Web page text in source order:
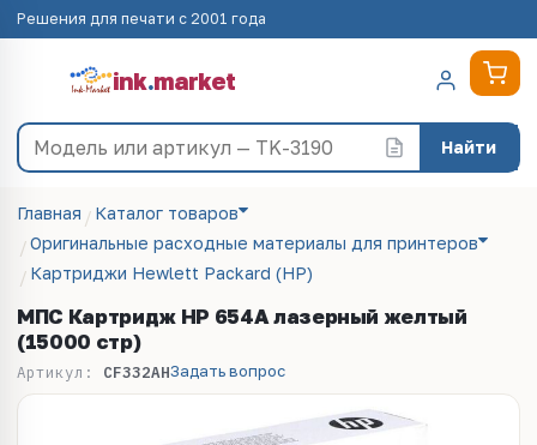
Решения для печати с 2001 года
ink.market
Найти
Главная
Каталог товаров
Оригинальные расходные материалы для принтеров
Картриджи Hewlett Packard (HP)
МПС Картридж HP 654A лазерный желтый
(15000 стр)
Артикул: CF332AHЗадать вопрос